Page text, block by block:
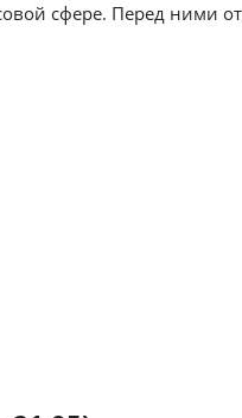
сфере. Перед ними